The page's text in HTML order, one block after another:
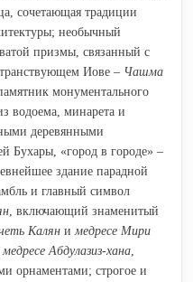
сочетающая традиции
необычный
призмы, связанный с
Иове – Чашма
монументального
водоема, минарета и
деревянными
Бухары, «город в городе» –
здание парадной
и главный символ
, включающий знаменитый
Калян и медресе Мири
медресе Абдулазиз-хана
орнаментами; строгое и